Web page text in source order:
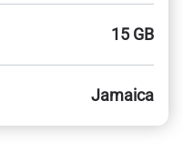
15 GB
Jamaica